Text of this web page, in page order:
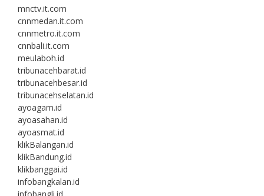
mnctv.it.com
cnnmedan.it.com
cnnmetro.it.com
cnnbali.it.com
meulaboh.id
tribunacehbarat.id
tribunacehbesar.id
tribunacehselatan.id
ayoagam.id
ayoasahan.id
ayoasmat.id
klikBalangan.id
klikBandung.id
klikbanggai.id
infobangkalan.id